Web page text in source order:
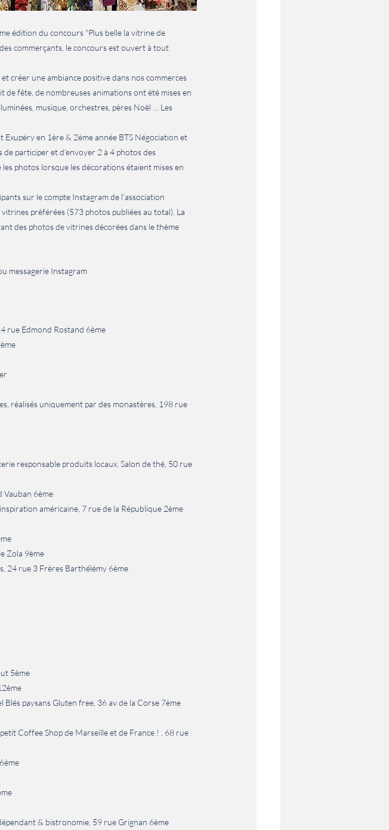
édition du concours "Plus belle la vitrine de
commerçants, le concours est ouvert à tout
créer une ambiance positive dans nos commerces
de fête, de nombreuses animations ont été mises en
musique, orchestres, pères Noël … Les
en 1ère & 2ème année BTS Négociation et
participer et d’envoyer 2 à 4 photos des
photos lorsque les décorations étaient mises en
sur le compte Instagram de l’association
préférées (573 photos publiées au total). La
des photos de vitrines décorées dans le thème
messagerie Instagram
rue Edmond Rostand 6ème
réalisés uniquement par des monastères, 198 rue
responsable produits locaux, Salon de thé, 50 rue
Vauban 6ème
américaine, 7 rue de la République 2ème
Zola 9ème
24 rue 3 Frères Barthélémy 6ème
5ème
paysans Gluten free, 36 av de la Corse 7ème
Coffee Shop de Marseille et de France ! , 68 rue
& bistronomie, 59 rue Grignan 6ème